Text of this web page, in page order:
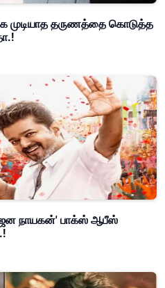
முடியாத தருணத்தை கொடுத்த
'ஜன நாயகன்' பாக்ஸ் ஆபீஸ்